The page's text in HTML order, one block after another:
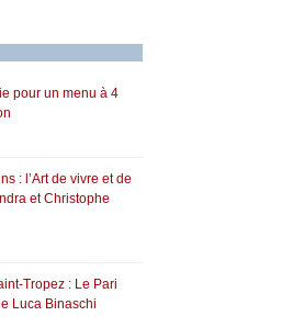
pour un menu à 4
: l’Art de vivre et de
et Christophe
Tropez : Le Pari
Luca Binaschi